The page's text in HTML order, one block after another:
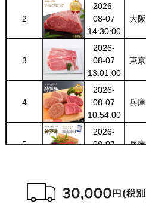
2
2026-
08-07
14:30:00
大
3
2026-
08-07
13:01:00
東
4
2026-
08-07
10:54:00
兵
5
2026-
08-07
兵
08-07
07:20:00
栃